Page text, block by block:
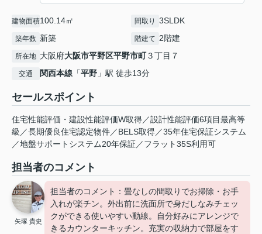
建物面積100.14㎡ 間取り 3SLDK
築年数 新築 階建て 2階建
所在地 大阪府大阪市平野区平野市町３丁目７
交通 関西本線 「平野 」駅 徒歩13分
セールスポイント
住宅性能評価・建設性能評価W取得／設計性能評価6項目最高等
級／長期優良住宅認定物件／BELS取得／35年住宅保証システム
／地盤サポートシステム20年保証／フラット35S利用可
担当者のコメント
矢塚 貴史
担当者のコメント：畳なしの間取りでお掃除・お手
入れが楽チン。外出前に洗面所で身だしなみチェッ
クができる使いやすい動線。自分好みにアレンジで
きるカウンターキッチン。充実の収納力で部屋をす